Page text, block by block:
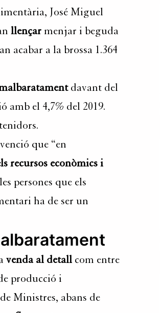
José Miguel
llençar menjar i beguda
acabar a la brossa 1.364
davant del
amb el 4,7% del 2019.
que “en
recursos econòmics i
persones que els
ha de ser un
venda al detall com entre
producció i
Ministres, abans de